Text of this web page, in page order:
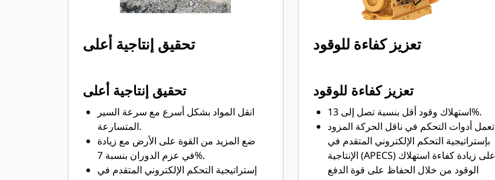
تحقيق إنتاجية أعلى
تحقيق إنتاجية أعلى
انقل المواد بشكل أسرع مع سرعة السير
المتسارعة.
ضع المزيد من القوة على الأرض مع زيادة
في عزم الدوران بنسبة 7%.
إستراتيجية التحكم الإلكتروني المتقدم في
تعزيز كفاءة للوقود
تعزيز كفاءة للوقود
استهلاك وقود أقل بنسبة تصل إلى 13%.
تعمل أدوات التحكم في ناقل الحركة المزود
بإستراتيجية التحكم الإلكتروني المتقدم في
الإنتاجية (APECS) على زيادة كفاءة استهلاك
الوقود من خلال الحفاظ على قوة الدفع